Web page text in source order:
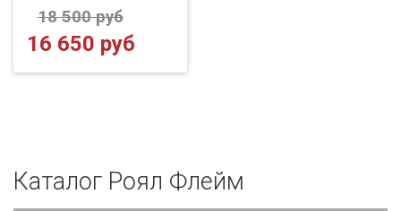
18 500 руб
16 650 руб
Каталог Роял Флейм